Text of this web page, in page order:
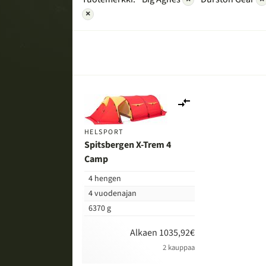
×
HELSPORT
Spitsbergen X-Trem 4
Camp
4 hengen
4 vuodenajan
6370 g
Alkaen 1035,92€
2 kauppaa